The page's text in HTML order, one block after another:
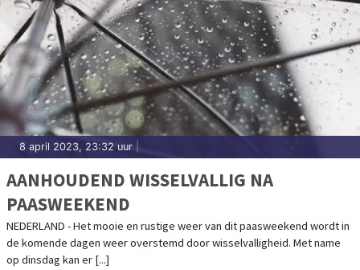
8 april 2023, 23:32 uur
AANHOUDEND WISSELVALLIG NA
PAASWEEKEND
NEDERLAND - Het mooie en rustige weer van dit paasweekend wordt in
de komende dagen weer overstemd door wisselvalligheid. Met name
op dinsdag kan er [...]